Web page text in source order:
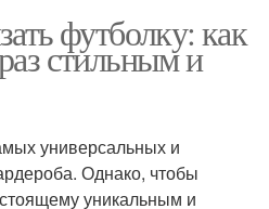
футболку: как
стильным и
универсальных и
Однако, чтобы
уникальным и